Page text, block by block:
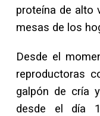
proteína de alto
mesas de los
Desde el
reproductoras
galpón de cría
desde el día